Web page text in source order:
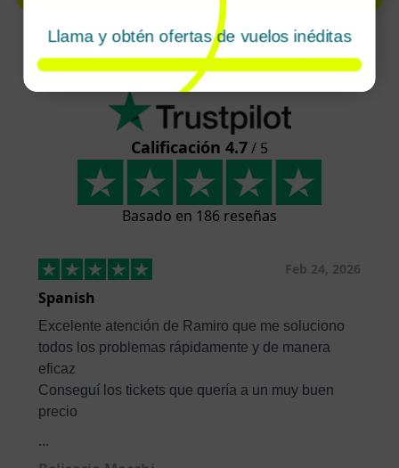
Calificación 4.7/ 5
Basado en 186 reseñas
Feb 24, 2026
Spanish
Excelente atención de Ramiro que me soluciono
todos los problemas rápidamente y de manera
eficaz
Conseguí los tickets que quería a un muy buen
precio
...
Llama y obtén ofertas de vuelos inéditas